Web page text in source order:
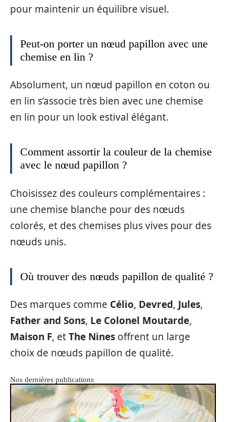
pour maintenir un équilibre visuel.
Peut-on porter un nœud papillon avec une
chemise en lin ?
Absolument, un nœud papillon en coton ou
en lin s’associe très bien avec une chemise
en lin pour un look estival élégant.
Comment assortir la couleur de la chemise
avec le nœud papillon ?
Choisissez des couleurs complémentaires :
une chemise blanche pour des nœuds
colorés, et des chemises plus vives pour des
nœuds unis.
Où trouver des nœuds papillon de qualité ?
Des marques comme Célio, Devred, Jules,
Father and Sons, Le Colonel Moutarde,
Maison F, etThe Nines offrent un large
choix de nœuds papillon de qualité.
Nos dernières publications